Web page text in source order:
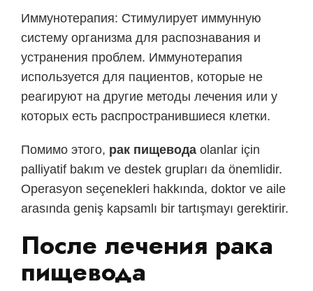
Иммунотерапия: Стимулирует иммунную
систему организма для распознавания и
устранения проблем. Иммунотерапия
используется для пациентов, которые не
реагируют на другие методы лечения или у
которых есть распространившиеся клетки.
Помимо этого, рак пищевода olanlar için
palliyatif bakım ve destek grupları da önemlidir.
Operasyon seçenekleri hakkında, doktor ve aile
arasında geniş kapsamlı bir tartışmayı gerektirir.
После лечения рака
пищевода